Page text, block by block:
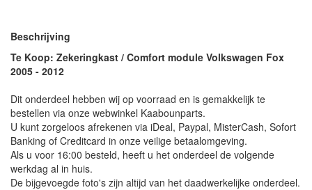
Beschrijving
Te Koop: Zekeringkast / Comfort module Volkswagen Fox
2005 - 2012
Dit onderdeel hebben wij op voorraad en is gemakkelijk te
bestellen via onze webwinkel Kaabounparts.
U kunt zorgeloos afrekenen via iDeal, Paypal, MisterCash, Sofort
Banking of Creditcard in onze veilige betaalomgeving.
Als u voor 16:00 besteld, heeft u het onderdeel de volgende
werkdag al in huis.
De bijgevoegde foto's zijn altijd van het daadwerkelijke onderdeel.